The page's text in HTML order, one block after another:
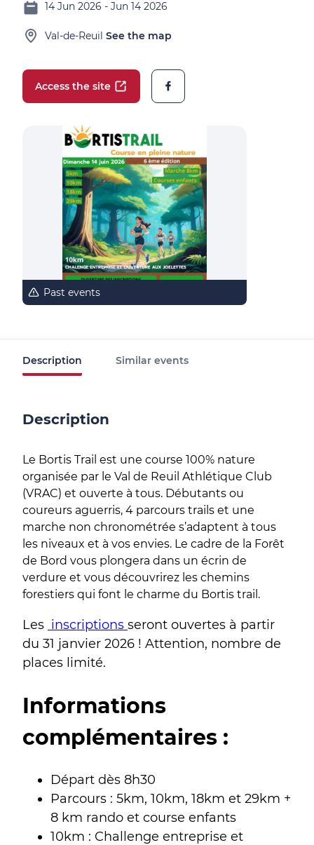
14 Jun 2026 - Jun 14 2026
Val-de-Reuil See the map
Access the site
Past events
Description Similar events
Description
Le Bortis Trail est une course 100% nature
organisée par le Val de Reuil Athlétique Club
(VRAC) et ouverte à tous. Débutants ou
coureurs aguerris, 4 parcours trails et une
marche non chronométrée s’adaptent à tous
les niveaux et à vos envies. Le cadre de la Forêt
de Bord vous plongera dans un écrin de
verdure et vous découvrirez les chemins
forestiers qui font le charme du Bortis trail.
Les inscriptions seront ouvertes à partir
du 31 janvier 2026 ! Attention, nombre de
places limité.
Informations
complémentaires :
Départ dès 8h30
Parcours : 5km, 10km, 18km et 29km +
8 km rando et course enfants
10km : Challenge entreprise et